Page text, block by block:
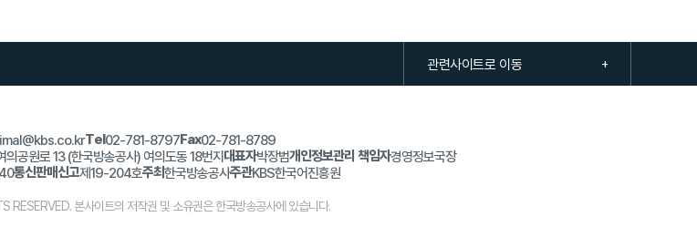
Tel02-781-8797Fax02-781-8789
공원로 13 (한국방송공사) 여의도동 18번지대표자박장범개인정보관리 책임자경영정보국장
통신판매신고제19-204호주최한국방송공사주관KBS한국어진흥원
RESERVED. 본사이트의 저작권 및 소유권은 한국방송공사에 있습니다.